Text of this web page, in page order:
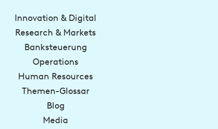
Innovation & Digital
Research & Markets
Banksteuerung
Operations
Human Resources
Themen-Glossar
Blog
Media